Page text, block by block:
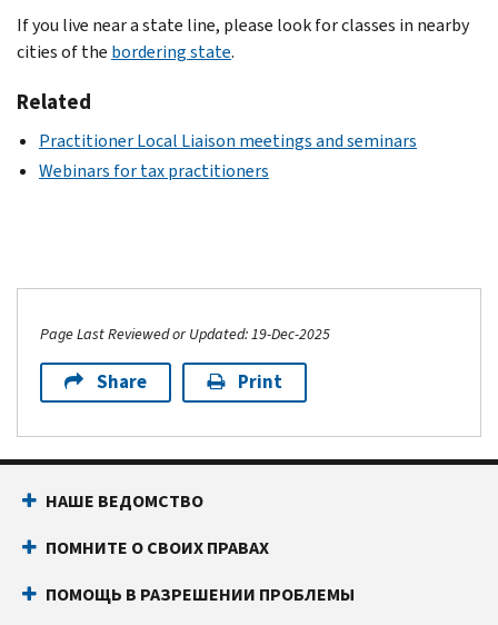
If you live near a state line, please look for classes in nearby
cities of the bordering state.
Related
Practitioner Local Liaison meetings and seminars
Webinars for tax practitioners
Page Last Reviewed or Updated: 19-Dec-2025
Share Print
НАШЕ ВЕДОМСТВО
ПОМНИТЕ О СВОИХ ПРАВАХ
ПОМОЩЬ В РАЗРЕШЕНИИ ПРОБЛЕМЫ